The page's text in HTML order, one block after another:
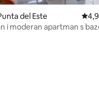
5, recenzija: 17
del Este
i moderan apartman s